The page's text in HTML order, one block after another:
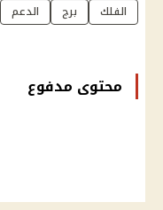
الفلك
برج الدعم
محتوى مدفوع